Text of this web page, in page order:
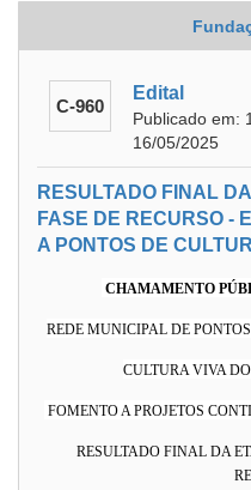
C-960
Edital
Publicado em:
16/05/2025
RESULTADO FINAL
FASE DE RECURSO -
A PONTOS DE
CHAMAMENTO
REDE MUNICIPAL DE
CULTURA VIVA
FOMENTO A PROJETOS
RESULTADO FINAL DA